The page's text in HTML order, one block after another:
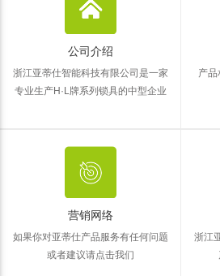
公司介绍
浙江亚蒂仕智能科技有限公司是一家
专业生产H·L牌系列锁具的中型企业
产
营销网络
如果你对亚蒂仕产品服务有任何问题
或者建议请点击我们
浙江